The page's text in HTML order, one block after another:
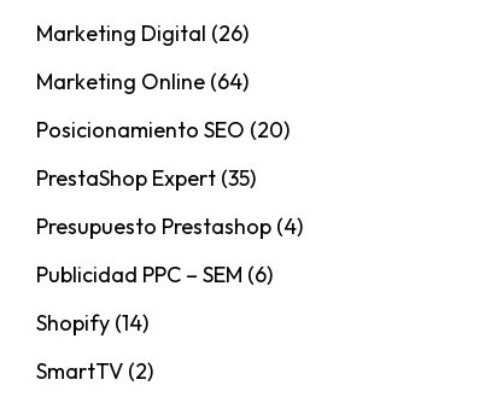
Marketing Digital (26)
Marketing Online (64)
Posicionamiento SEO (20)
PrestaShop Expert (35)
Presupuesto Prestashop (4)
Publicidad PPC – SEM (6)
Shopify (14)
SmartTV (2)